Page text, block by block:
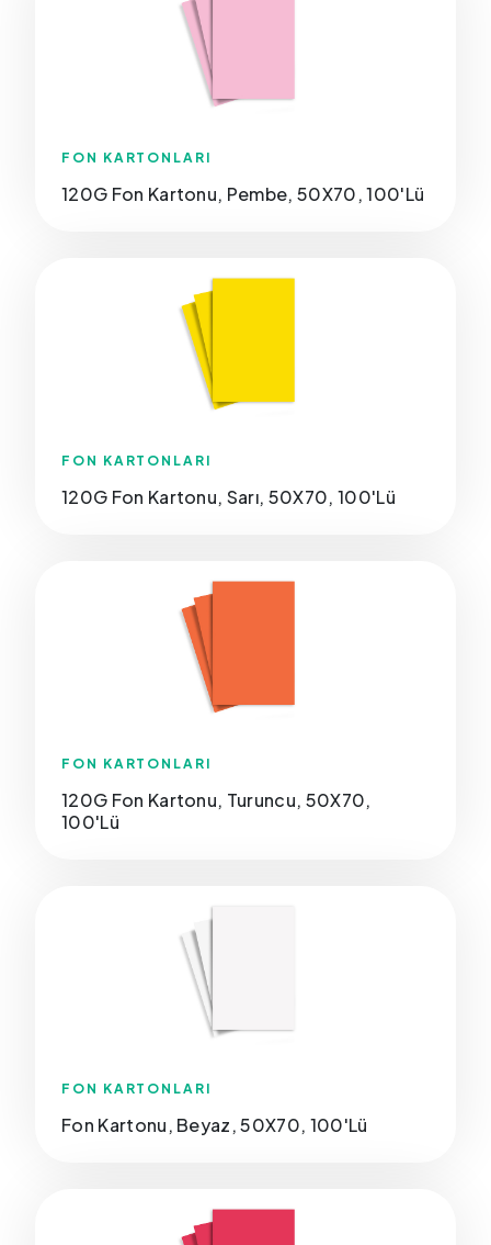
FON KARTONLARI
120G Fon Kartonu, Pembe, 50X70, 100'Lü
FON KARTONLARI
120G Fon Kartonu, Sarı, 50X70, 100'Lü
FON KARTONLARI
120G Fon Kartonu, Turuncu, 50X70,
100'Lü
FON KARTONLARI
Fon Kartonu, Beyaz, 50X70, 100'Lü